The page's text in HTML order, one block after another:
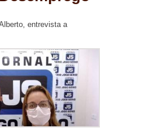
entrevista a